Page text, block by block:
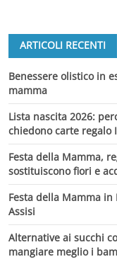
ARTICOLI RECENTI
Benessere olistico in
mamma
Lista nascita 2026:
chiedono carte regalo
Festa della Mamma,
sostituiscono fiori e
Festa della Mamma
Assisi
Alternative ai succhi
mangiare meglio i